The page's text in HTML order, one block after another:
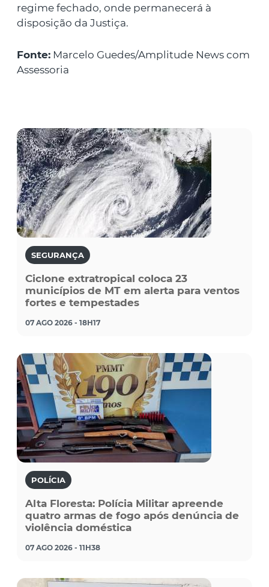
regime fechado, onde permanecerá à
disposição da Justiça.
Fonte: Marcelo Guedes/Amplitude News com
Assessoria
SEGURANÇA
Ciclone extratropical coloca 23
municípios de MT em alerta para ventos
fortes e tempestades
07 AGO 2026 - 18H17
POLÍCIA
Alta Floresta: Polícia Militar apreende
quatro armas de fogo após denúncia de
violência doméstica
07 AGO 2026 - 11H38